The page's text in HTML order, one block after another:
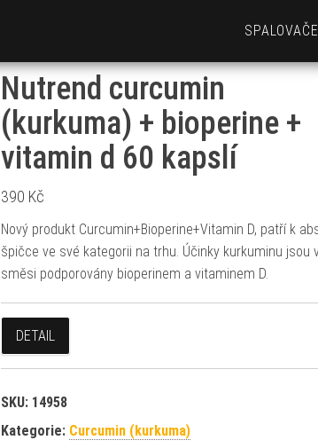
Nutrend curcumin
(kurkuma) + bioperine +
vitamin d 60 kapslí
390 Kč
Nový produkt Curcumin+Bioperine+Vitamin D, patří k
špičce ve své kategorii na trhu. Účinky kurkuminu jsou
směsi podporovány bioperinem a vitaminem D.
DETAIL
SKU: 14958
Kategorie: Curcumin (kurkuma)